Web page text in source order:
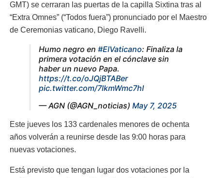
GMT) se cerraran las puertas de la capilla Sixtina tras al
“Extra Omnes” (“Todos fuera”) pronunciado por el Maestro
de Ceremonias vaticano, Diego Ravelli.
Humo negro en #ElVaticano: Finaliza la
primera votación en el cónclave sin
haber un nuevo Papa.
https://t.co/oJQjBTABer
pic.twitter.com/7lkmWmc7hI
— AGN (@AGN_noticias) May 7, 2025
Este jueves los 133 cardenales menores de ochenta
años volverán a reunirse desde las 9:00 horas para
nuevas votaciones.
Está previsto que tengan lugar dos votaciones por la